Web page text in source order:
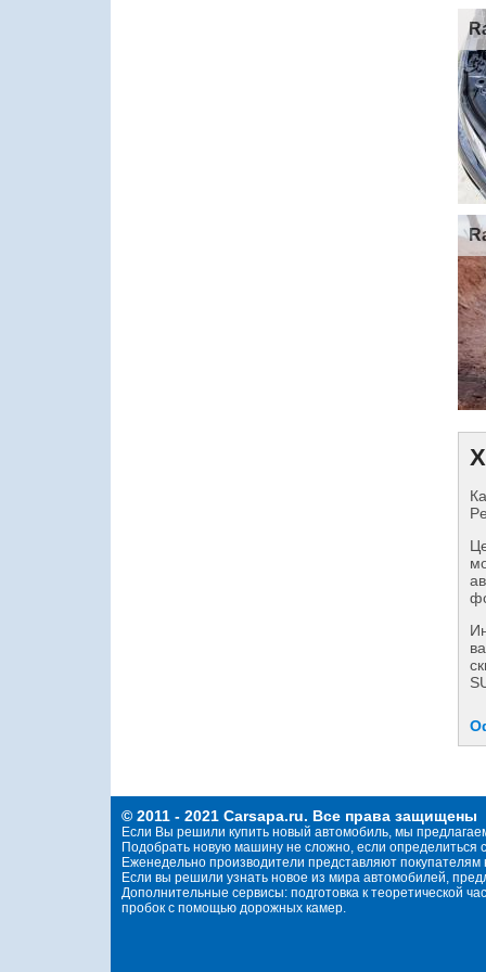
© 2011 - 2021 Carsapa.ru. Все права защищены
Если Вы решили купить новый автомобиль, мы
Подобрать новую машину не сложно, если определиться
Еженедельно производители представляют
Если вы решили узнать новое из мира автомобилей,
Дополнительные сервисы: подготовка к теоретической
пробок с помощью дорожных камер.